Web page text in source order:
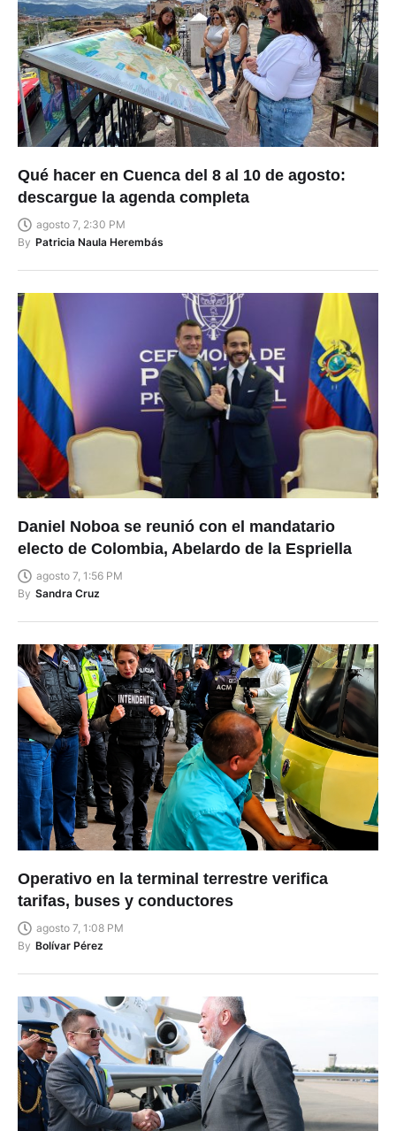
Qué hacer en Cuenca del 8 al 10 de agosto:
descargue la agenda completa
agosto 7, 2:30 PM
By Patricia Naula Herembás
Daniel Noboa se reunió con el mandatario
electo de Colombia, Abelardo de la Espriella
agosto 7, 1:56 PM
By Sandra Cruz
Operativo en la terminal terrestre verifica
tarifas, buses y conductores
agosto 7, 1:08 PM
By Bolívar Pérez